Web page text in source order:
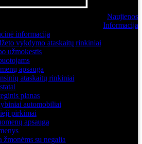
Naujienos
Informacija
informacija
vykdymo ataskaitų rinkiniai
užmokestis
apsauga
ataskaitų rinkiniai
planas
automobiliai
pirkimai
apsauga
žmonėms su negalia